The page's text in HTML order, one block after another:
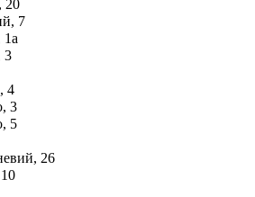
20
7
3
4
3
5
26